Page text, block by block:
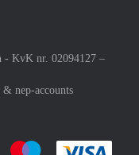
- KvK nr. 02094127 –
& nep-accounts